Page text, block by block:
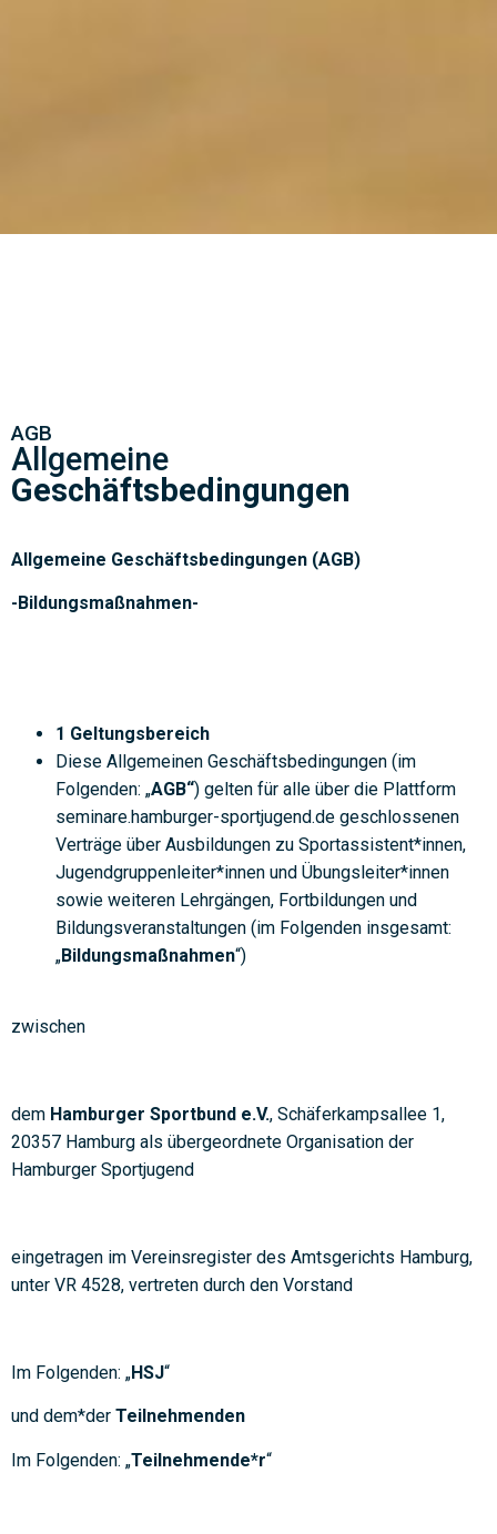
AGB
Allgemeine
Geschäftsbedingungen
Allgemeine Geschäftsbedingungen (AGB)
-Bildungsmaßnahmen-
1 Geltungsbereich
Diese Allgemeinen Geschäftsbedingungen (im
Folgenden: „AGB“) gelten für alle über die Plattform
seminare.hamburger-sportjugend.de geschlossenen
Verträge über Ausbildungen zu Sportassistent*innen,
Jugendgruppenleiter*innen und Übungsleiter*innen
sowie weiteren Lehrgängen, Fortbildungen und
Bildungsveranstaltungen (im Folgenden insgesamt:
„Bildungsmaßnahmen“)
zwischen
dem Hamburger Sportbund e.V., Schäferkampsallee 1,
20357 Hamburg als übergeordnete Organisation der
Hamburger Sportjugend
eingetragen im Vereinsregister des Amtsgerichts Hamburg,
unter VR 4528, vertreten durch den Vorstand
Im Folgenden: „HSJ“
und dem*der Teilnehmenden
Im Folgenden: „Teilnehmende*r“